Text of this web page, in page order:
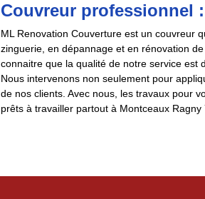
Couvreur professionnel
ML Renovation Couverture est un couvreur
zinguerie, en dépannage et en rénovation
connaitre que la qualité de notre service est
Nous intervenons non seulement pour
de nos clients. Avec nous, les travaux pour
prêts à travailler partout à Montceaux Ragny